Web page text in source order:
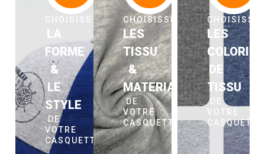
CHOISISSEZ
LA
FORME
&
LE
STYLE
DE
VOTRE
CASQUETTE
CHOISISSEZ
LES
TISSU
&
MATERIAUX
DE
VOTRE
CASQUETTE
LES
COLORIS
DE
TISSU
DE
VOTRE